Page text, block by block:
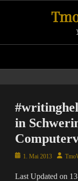
in
Posted1. Mai 2013 Author
Last Updated on